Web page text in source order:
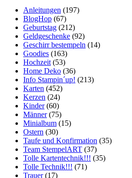
Anleitungen (197)
BlogHop (67)
Geburtstag (212)
Geldgeschenke (92)
Geschirr bestempeln (14)
Goodies (163)
Hochzeit (53)
Home Deko (36)
Info Stampin´up! (213)
Karten (452)
Kerzen (24)
Kinder(60)
Männer(75)
Minialbum (15)
Ostern (30)
Taufe und Konfirmation (35)
Team StempelART (37)
Tolle Kartentechnik!!! (35)
Tolle Technik!!! (71)
Trauer(17)